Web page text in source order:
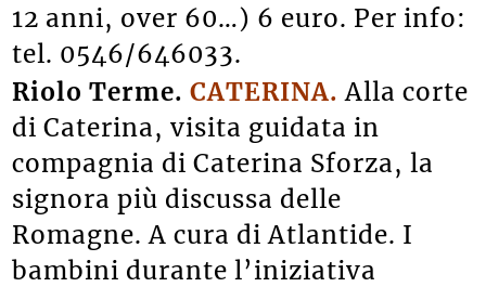
12 anni, over 60…) 6 euro. Per info:
tel. 0546/646033.
Riolo Terme.CATERINA. Alla corte
di Caterina, visita guidata in
compagnia di Caterina Sforza, la
signora più discussa delle
Romagne. A cura di Atlantide. I
bambini durante l’iniziativa